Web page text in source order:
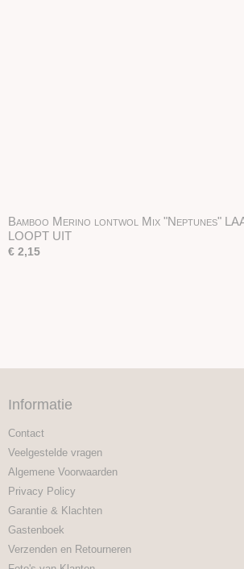
Bamboo Merino lontwol Mix "Neptunes"
LOOPT UIT
€ 2,15
Informatie
Contact
Veelgestelde vragen
Algemene Voorwaarden
Privacy Policy
Garantie & Klachten
Gastenboek
Verzenden en Retourneren